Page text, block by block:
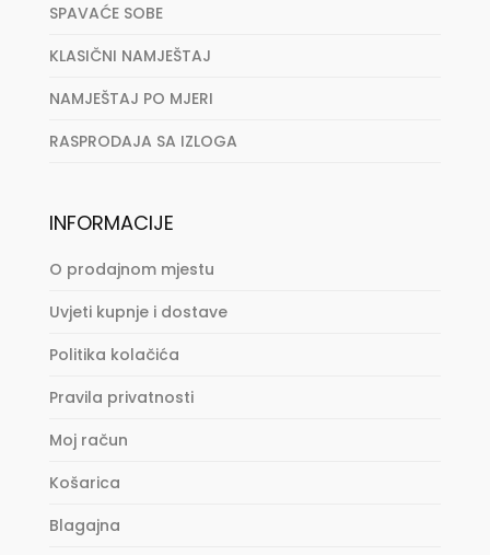
SPAVAĆE SOBE
KLASIČNI NAMJEŠTAJ
NAMJEŠTAJ PO MJERI
RASPRODAJA SA IZLOGA
INFORMACIJE
O prodajnom mjestu
Uvjeti kupnje i dostave
Politika kolačića
Pravila privatnosti
Moj račun
Košarica
Blagajna